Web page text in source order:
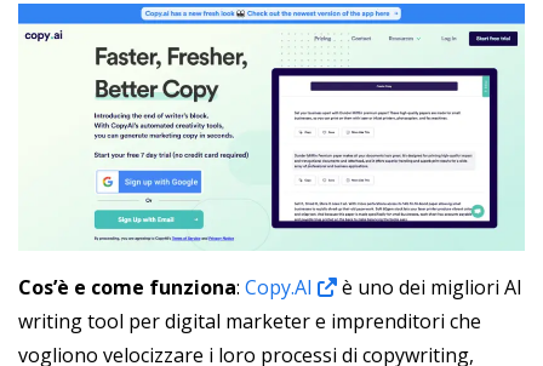
Cos’è e come funziona: Copy.AI
è uno dei migliori AI
writing tool per digital marketer e imprenditori che
vogliono velocizzare i loro processi di copywriting,